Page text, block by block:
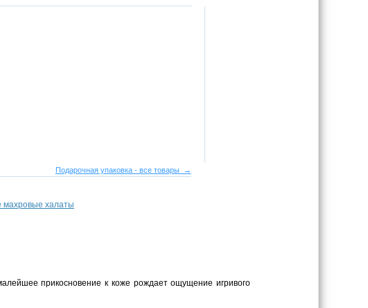
Подарочная упаковка - все товары →
махровые халаты
прикосновение к коже рождает ощущение игривого